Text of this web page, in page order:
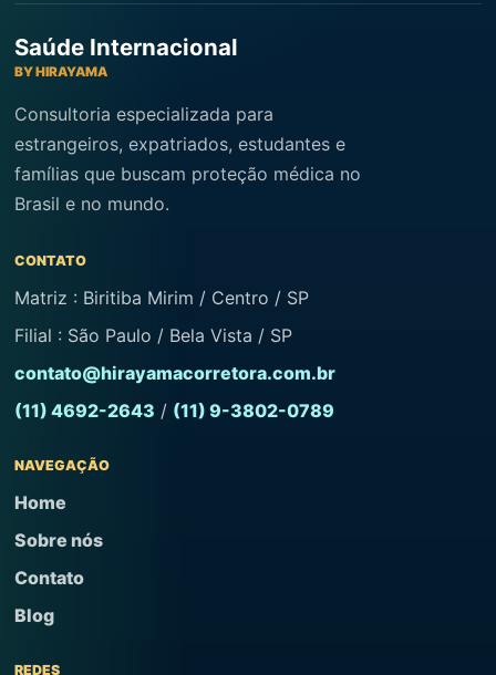
Saúde Internacional
BY HIRAYAMA
Consultoria especializada para
estrangeiros, expatriados, estudantes e
famílias que buscam proteção médica no
Brasil e no mundo.
CONTATO
Matriz : Biritiba Mirim / Centro / SP
Filial : São Paulo / Bela Vista / SP
contato@hirayamacorretora.com.br
(11) 4692-2643 / (11) 9-3802-0789
NAVEGAÇÃO
Home
Sobre nós
Contato
Blog
REDES